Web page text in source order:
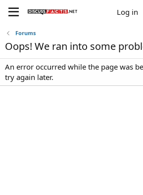
Log in
Forums
Oops! We ran into some
An error occurred while the page was
try again later.